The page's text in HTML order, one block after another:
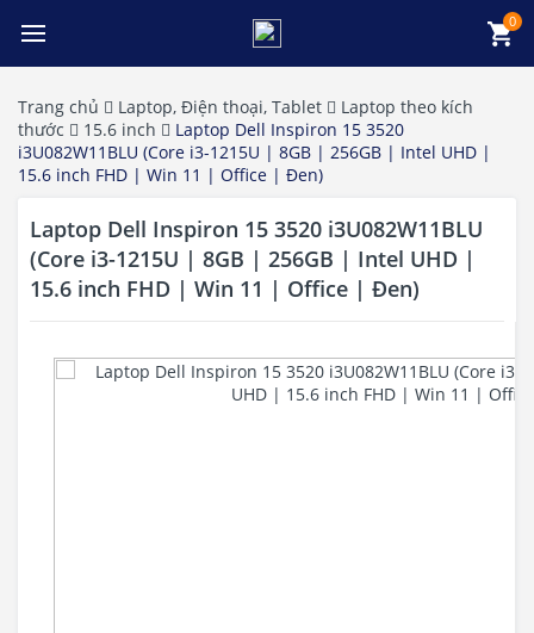
Trang chủ Laptop, Điện thoại, Tablet
Laptop theo kích
thước
15.6 inch
Laptop Dell Inspiron 15 3520
i3U082W11BLU (Core i3-1215U | 8GB | 256GB | Intel UHD |
15.6 inch FHD | Win 11 | Office | Đen)
Laptop Dell Inspiron 15 3520 i3U082W11BLU
(Core i3-1215U | 8GB | 256GB | Intel UHD |
15.6 inch FHD | Win 11 | Office | Đen)
0